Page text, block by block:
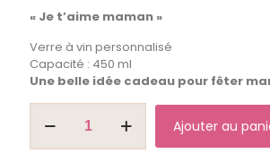
« Je t’aime maman »
Verre à vin personnalisé
Capacité : 450 ml
Une belle idée cadeau pour fêter
Coupe
Ajouter au